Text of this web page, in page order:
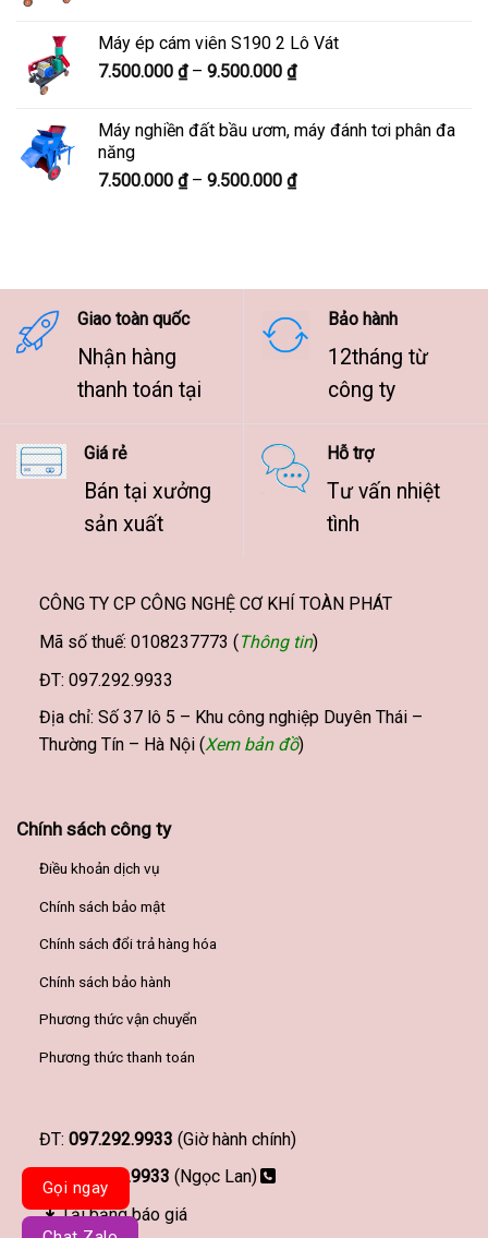
8.300.000 ₫
Máy ép cám viên S190 2 Lô Vát
7.500.000 ₫ – 9.500.000 ₫Khoảng
7.500.000 ₫
9.500.000 ₫
Máy nghiền đất bầu ươm, máy đánh tơi phân đa
năng
7.500.000 ₫ – 9.500.000 ₫Khoảng
9.500.000 ₫
Giao toàn quốc
Nhận hàng
thanh toán tại
Bảo hành
12tháng từ
công ty
Giá rẻ
Bán tại xưởng
sản xuất
Hỗ trợ
Tư vấn nhiệt
tình
CÔNG TY CP CÔNG NGHỆ CƠ KHÍ TOÀN PHÁT
Mã số thuế: 0108237773 (Thông tin)
ĐT: 097.292.9933
Địa chỉ: Số 37 lô 5 – Khu công nghiệp Duyên Thái –
Thường Tín – Hà Nội (Xem bản đồ)
Chính sách công ty
Điều khoản dịch vụ
Chính sách bảo mật
Chính sách đổi trả hàng hóa
Chính sách bảo hành
Phương thức vận chuyển
Phương thức thanh toán
ĐT: 097.292.9933 (Giờ hành chính)
097.292.9933 (Ngọc Lan)
Tải bảng báo giá
Gọi ngay